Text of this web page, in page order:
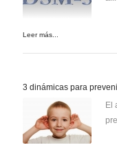
Leer más...
3 dinámicas para
El